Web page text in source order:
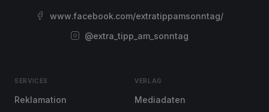
www.facebook.com/extratippamsonntag/
@extra_tipp_am_sonntag
SERVICES
Reklamation
VERLAG
Mediadaten